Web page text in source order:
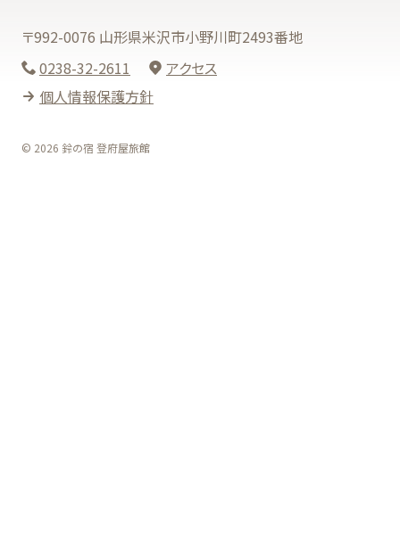
〒992-0076 山形県米沢市小野川町2493番地
0238-32-2611
アクセス
個人情報保護方針
© 2026 鈴の宿 登府屋旅館